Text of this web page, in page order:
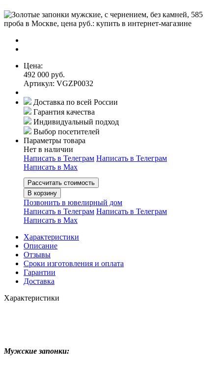
Цена:
492 000 руб.
Артикул: VGZP0032
Доставка по всей России
Гарантия качества
Индивидуальный подход
Выбор посетителей
Параметры товара
Нет в наличии
Написать в Телеграм Написать в Телеграм
Написать в Мах
Рассчитать стоимость
В корзину
Позвонить в ювелирный дом
Написать в Телеграм Написать в Телеграм
Написать в Мах
Характеристики
Описание
Отзывы
Сроки изготовления и оплата
Гарантии
Доставка
Характеристики
Мужские запонки: